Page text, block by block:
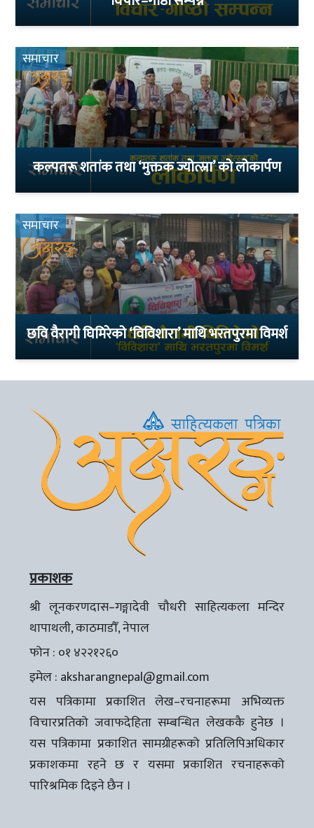
समाचार
कल्पतरू शतांक तथा ‘मुक्तक ज्योत्स्ना’ को लोकार्पण
समाचार
छवि वैरागी घिमिरेको ‘विविशारा’ माथि भरतपुरमा विमर्श
प्रकाशक
श्री लूनकरणदास–गङ्गादेवी चौधरी साहित्यकला मन्दिर
थापाथली, काठमाडौँ, नेपाल
फोन : ०१ ४२२१२६०
इमेल : aksharangnepal@gmail.com
यस पत्रिकामा प्रकाशित लेख–रचनाहरूमा अभिव्यक्त
विचारप्रतिको जवाफदेहिता सम्बन्धित लेखककै हुनेछ ।
यस पत्रिकामा प्रकाशित सामग्रीहरूको प्रतिलिपिअधिकार
प्रकाशकमा रहने छ र यसमा प्रकाशित रचनाहरूको
पारिश्रमिक दिइने छैन ।